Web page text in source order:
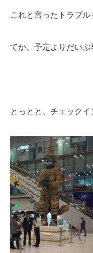
これと言ったトラブル
てか、予定よりだいぶ
とっとと、チェックイ